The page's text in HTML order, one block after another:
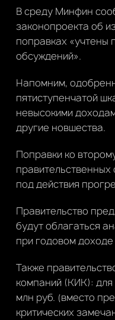
В среду Минфин
законопроекта об
поправках «учтены
обсуждений».
Напомним,
пятиступенчатой
невысокими
другие новшества.
Поправки ко
под действия
Правительство
будут облагаться
при годовом
Также
компаний (КИК):
млн руб. (вместо
критических